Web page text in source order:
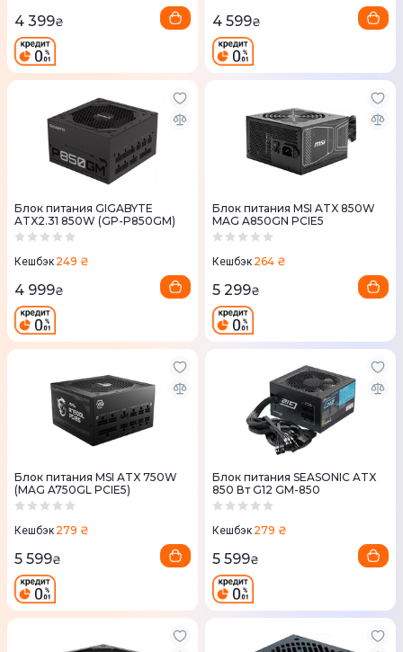
4 399₴ 4 599₴
Блок питания GIGABYTE
ATX2.31 850W (GP-P850GM)
Кешбэк 249 ₴
4 999₴
Блок питания MSI ATX 850W
MAG A850GN PCIE5
Кешбэк 264 ₴
5 299₴
Блок питания MSI ATX 750W
(MAG A750GL PCIE5)
Кешбэк 279 ₴
5 599₴
Блок питания SEASONIC ATX
850 Вт G12 GM-850
Кешбэк 279 ₴
5 599₴